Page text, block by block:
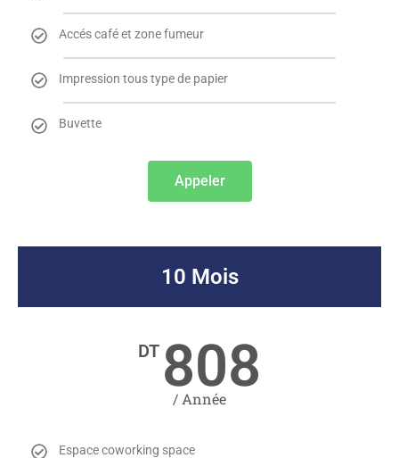
Accés café et zone fumeur
Impression tous type de papier
Buvette
Appeler
10 Mois
DT 808
/ Année
Espace coworking space